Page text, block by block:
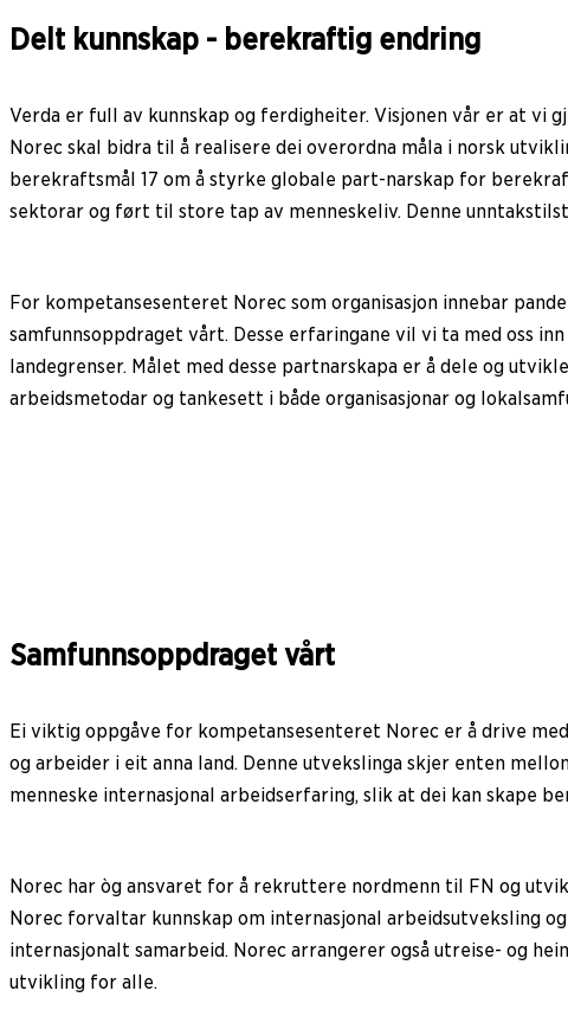
Delt kunnskap - berekraftig endring
Verda er full av kunnskap og ferdigheiter. Visjonen vår er at vi
Norec skal bidra til å realisere dei overordna måla i norsk
berekraftsmål 17 om å styrke globale part-narskap for
sektorar og ført til store tap av menneskeliv. Denne
For kompetansesenteret Norec som organisasjon innebar
samfunnsoppdraget vårt. Desse erfaringane vil vi ta med oss
landegrenser. Målet med desse partnarskapa er å dele og
arbeidsmetodar og tankesett i både organisasjonar og
Samfunnsoppdraget vårt
Ei viktig oppgåve for kompetansesenteret Norec er å drive
og arbeider i eit anna land. Denne utvekslinga skjer enten
menneske internasjonal arbeidserfaring, slik at dei kan skape
Norec har òg ansvaret for å rekruttere nordmenn til FN og
Norec forvaltar kunnskap om internasjonal arbeidsutveksling
internasjonalt samarbeid. Norec arrangerer også utreise- og
utvikling for alle.